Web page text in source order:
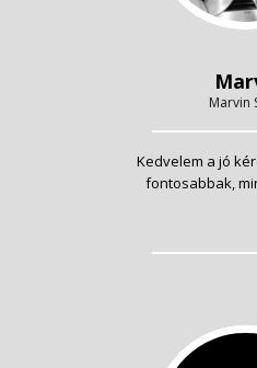
Marvin
Kedvelem a jó
fontosabbak,